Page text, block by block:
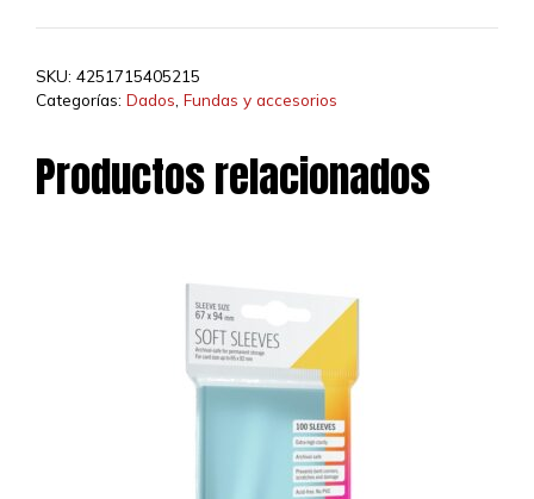
SKU: 4251715405215
Categorías: Dados Fundas y accesorios
Productos relacionados